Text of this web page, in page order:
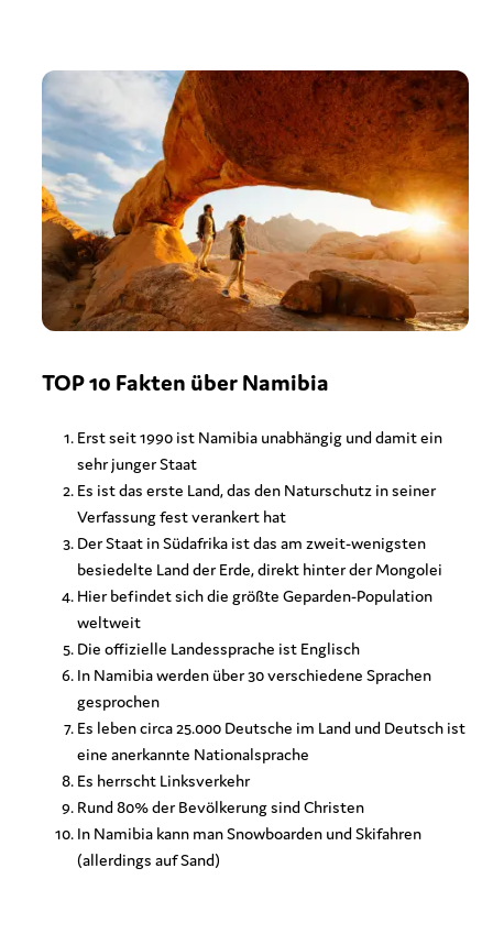
TOP 10 Fakten über Namibia
Erst seit 1990 ist Namibia unabhängig und damit ein
sehr junger Staat
Es ist das erste Land, das den Naturschutz in seiner
Verfassung fest verankert hat
Der Staat in Südafrika ist das am zweit-wenigsten
besiedelte Land der Erde, direkt hinter der Mongolei
Hier befindet sich die größte Geparden-Population
weltweit
Die offizielle Landessprache ist Englisch
In Namibia werden über 30 verschiedene Sprachen
gesprochen
Es leben circa 25.000 Deutsche im Land und Deutsch ist
eine anerkannte Nationalsprache
Es herrscht Linksverkehr
Rund 80% der Bevölkerung sind Christen
In Namibia kann man Snowboarden und Skifahren
(allerdings auf Sand)